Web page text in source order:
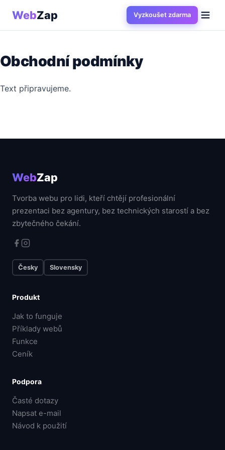
WebZap Vyzkoušet zdarma
Obchodní podmínky
Text připravujeme.
WebZap
Tvorba webu pro lidi, kteří chtějí profesionální
prezentaci bez agentury, bez technických starostí a bez
zbytečného čekání.
Česky Slovensky
Produkt
Jak to funguje
Příklady webů
Funkce
Ceník
Podpora
Časté dotazy
Napsat e-mail
Návod k použití